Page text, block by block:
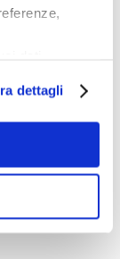
visione
la
installazione
in
dettagli